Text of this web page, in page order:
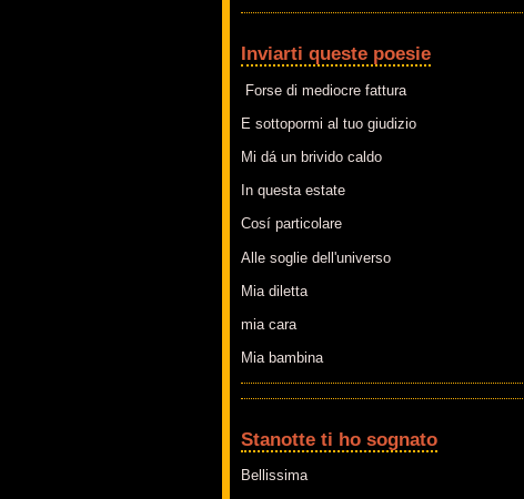
Inviarti queste poesie
Forse di mediocre fattura
E sottopormi al tuo giudizio
Mi dá un brivido caldo
In questa estate
Cosí particolare
Alle soglie dell'universo
Mia diletta
mia cara
Mia bambina
Stanotte ti ho sognato
Bellissima